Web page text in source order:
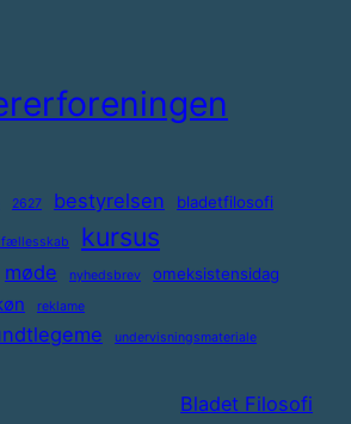
2627 bestyrelsen bladetfilosofi
kursus
møde nyhedsbrev omeksistensidag
reklame
undervisningsmateriale
Bladet Filosofi